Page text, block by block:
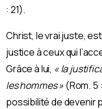
: 21).
Christ, le vrai juste,
justice à ceux qui
Grâce à lui, « la
les hommes »(Rom. 5
possibilité de devenir